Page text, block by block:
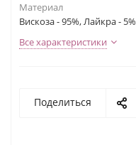
Материал
Вискоза - 95%, Лайкра - 5%
Все характеристики
Поделиться